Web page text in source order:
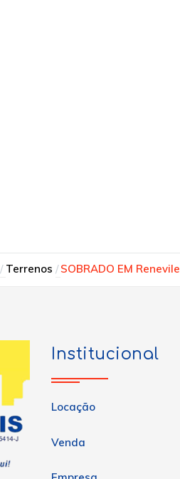
Terrenos SOBRADO EM Renevile
Institucional
Locação
Venda